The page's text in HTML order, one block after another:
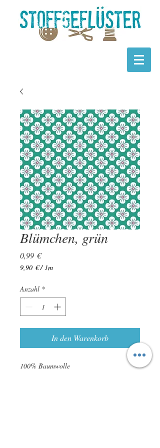
Blümchen, grün
0,99 €Preis
9,90 € /1m
pro
1
Anzahl *
In den Warenkorb
100% Baumwolle